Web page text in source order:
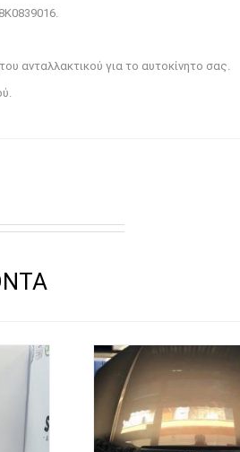
ανταλλακτικού για το αυτοκίνητο σας.